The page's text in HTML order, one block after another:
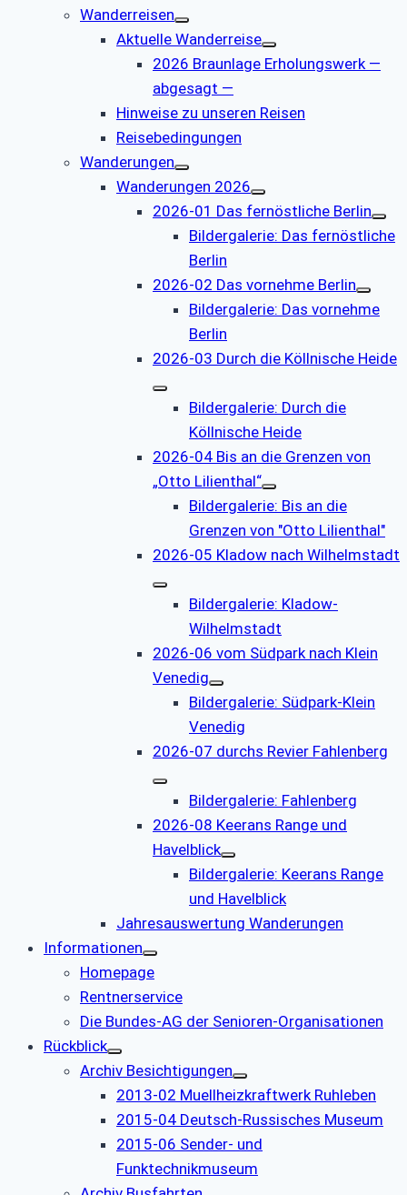
Wanderreisen
Aktuelle Wanderreise
2026 Braunlage Erholungswerk —
abgesagt —
Hinweise zu unseren Reisen
Reisebedingungen
Wanderungen
Wanderungen 2026
2026-01 Das fernöstliche Berlin
Bildergalerie: Das fernöstliche
Berlin
2026-02 Das vornehme Berlin
Bildergalerie: Das vornehme
Berlin
2026-03 Durch die Köllnische Heide
Bildergalerie: Durch die
Köllnische Heide
2026-04 Bis an die Grenzen von
„Otto Lilienthal“
Bildergalerie: Bis an die
Grenzen von "Otto Lilienthal"
2026-05 Kladow nach Wilhelmstadt
Bildergalerie: Kladow-
Wilhelmstadt
2026-06 vom Südpark nach Klein
Venedig
Bildergalerie: Südpark-Klein
Venedig
2026-07 durchs Revier Fahlenberg
Bildergalerie: Fahlenberg
2026-08 Keerans Range und
Havelblick
Bildergalerie: Keerans Range
und Havelblick
Jahresauswertung Wanderungen
Informationen
Homepage
Rentnerservice
Die Bundes-AG der Senioren-Organisationen
Rückblick
Archiv Besichtigungen
2013-02 Muellheizkraftwerk Ruhleben
2015-04 Deutsch-Russisches Museum
2015-06 Sender- und
Funktechnikmuseum